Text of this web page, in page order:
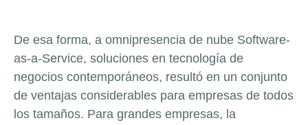
De esa forma, a omnipresencia de nube Software-
as-a-Service, soluciones en tecnología de
negocios contemporáneos, resultó en un conjunto
de ventajas considerables para empresas de todos
los tamaños. Para grandes empresas, la